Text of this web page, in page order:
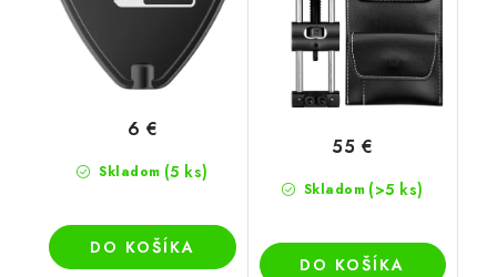
Skladom (5 ks)
6 €
DO KOŠÍKA
Skladom (>5 ks)
55 €
DO KOŠÍKA